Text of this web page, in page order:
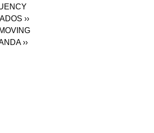
››
››